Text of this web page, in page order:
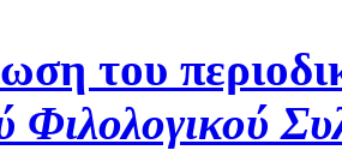
του
Φιλολογικού